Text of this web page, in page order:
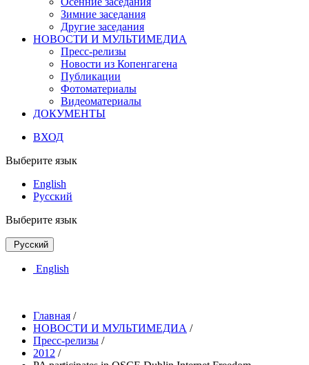
Зимние заседания
Другие заседания
НОВОСТИ И МУЛЬТИМЕДИА
Пресс-релизы
Новости из Копенгагена
Публикации
Фотоматериалы
Видеоматериалы
ДОКУМЕНТЫ
ВХОД
Выберите язык
English
Русский
Выберите язык
Русский
English
Главная /
НОВОСТИ И МУЛЬТИМЕДИА /
Пресс-релизы /
2012 /